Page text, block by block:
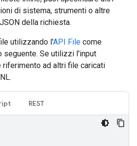
di sistema, strumenti o altre
della richiesta.
utilizzando l'API File come
seguente. Se utilizzi l'input
riferimento ad altri file caricati
REST